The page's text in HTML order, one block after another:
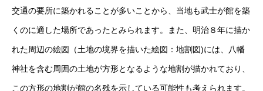
交通の要所に築かれることが多いことから、当地も武士が館を築
くのに適した場所であったとみられます。また、明治８年に描か
れた周辺の絵図（土地の境界を描いた絵図：地割図)には、八幡
神社を含む周囲の土地が方形となるような地割が描かれており、
この方形の地割が館の名残を示している可能性も考えられます。